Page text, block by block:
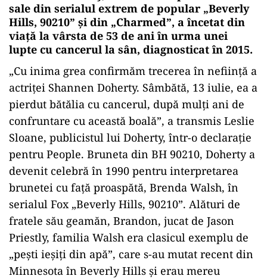
sale din serialul extrem de popular „Beverly
Hills, 90210” și din „Charmed”, a încetat din
viață la vârsta de 53 de ani în urma unei
lupte cu cancerul la sân, diagnosticat în 2015.
„Cu inima grea confirmăm trecerea în neființă a
actriței Shannen Doherty. Sâmbătă, 13 iulie, ea a
pierdut bătălia cu cancerul, după mulți ani de
confruntare cu această boală”, a transmis Leslie
Sloane, publicistul lui Doherty, într-o declarație
pentru People. Bruneta din BH 90210, Doherty a
devenit celebră în 1990 pentru interpretarea
brunetei cu față proaspătă, Brenda Walsh, în
serialul Fox „Beverly Hills, 90210”. Alături de
fratele său geamăn, Brandon, jucat de Jason
Priestly, familia Walsh era clasicul exemplu de
„pești ieșiți din apă”, care s-au mutat recent din
Minnesota în Beverly Hills și erau mereu